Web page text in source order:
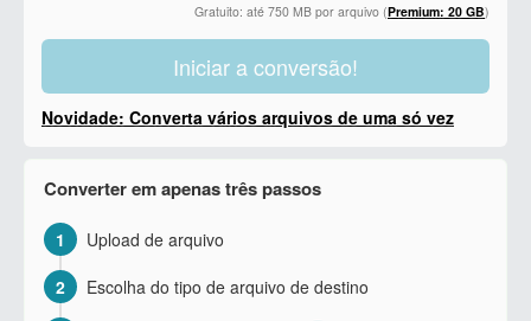
Gratuito: até 750 MB por arquivo (Premium: 20 GB)
Iniciar a conversão!
Novidade: Converta vários arquivos de uma só vez
Converter em apenas três passos
1
Upload de arquivo
2
Escolha do tipo de arquivo de destino